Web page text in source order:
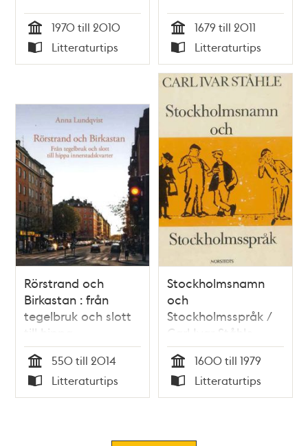
Karlsson och
Torbjörn Tenfält
Tid
1970 till 2010
Typ
Litteraturtips Tid
1679 till 2011
Typ
Litteraturtips
Rörstrand och
Birkastan : från
tegelbruk och slott
till hippa
innerstadskvarter /
Anna Lundqvist
Tid
550 till 2014
Typ
Litteraturtips
Stockholmsnamn
och
Stockholmsspråk /
Carl Ivar Ståhle
Tid
1600 till 1979
Typ
Litteraturtips